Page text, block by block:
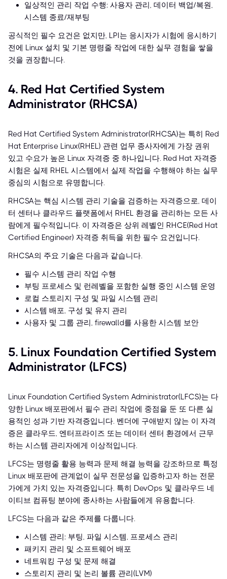
일상적인 관리 작업 수행: 사용자 관리, 데이터 백업/복원,
시스템 종료/재부팅
공식적인 필수 요건은 없지만, LPI는 응시자가 시험에 응시하기
전에 Linux 설치 및 기본 명령줄 작업에 대한 실무 경험을 쌓을
것을 권장합니다.
4. Red Hat Certified System
Administrator (RHCSA)
Red Hat Certified System Administrator(RHCSA)는 특히 Red
Hat Enterprise Linux(RHEL) 관련 업무 종사자에게 가장 권위
있고 수요가 높은 Linux 자격증 중 하나입니다. Red Hat 자격증
시험은 실제 RHEL 시스템에서 실제 작업을 수행해야 하는 실무
중심의 시험으로 유명합니다.
RHCSA는 핵심 시스템 관리 기술을 검증하는 자격증으로, 데이
터 센터나 클라우드 플랫폼에서 RHEL 환경을 관리하는 모든 사
람에게 필수적입니다. 이 자격증은 상위 레벨인 RHCE(Red Hat
Certified Engineer) 자격증 취득을 위한 필수 요건입니다.
RHCSA의 주요 기술은 다음과 같습니다.
필수 시스템 관리 작업 수행
부팅 프로세스 및 런레벨을 포함한 실행 중인 시스템 운영
로컬 스토리지 구성 및 파일 시스템 관리
시스템 배포, 구성 및 유지 관리
사용자 및 그룹 관리, firewalld를 사용한 시스템 보안
5. Linux Foundation Certified System
Administrator (LFCS)
Linux Foundation Certified System Administrator(LFCS)는 다
양한 Linux 배포판에서 필수 관리 작업에 중점을 둔 또 다른 실
용적인 성과 기반 자격증입니다. 벤더에 구애받지 않는 이 자격
증은 클라우드, 엔터프라이즈 또는 데이터 센터 환경에서 근무
하는 시스템 관리자에게 이상적입니다.
LFCS는 명령줄 활용 능력과 문제 해결 능력을 강조하므로 특정
Linux 배포판에 관계없이 실무 전문성을 입증하고자 하는 전문
가에게 가치 있는 자격증입니다. 특히 DevOps 및 클라우드 네
이티브 컴퓨팅 분야에 종사하는 사람들에게 유용합니다.
LFCS는 다음과 같은 주제를 다룹니다.
시스템 관리: 부팅, 파일 시스템, 프로세스 관리
패키지 관리 및 소프트웨어 배포
네트워킹 구성 및 문제 해결
스토리지 관리 및 논리 볼륨 관리(LVM)